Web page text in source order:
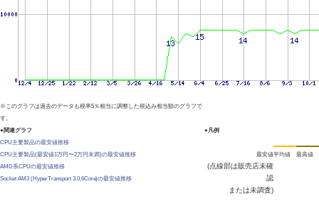
※このグラフは過去のデータも税率5％相当に調整した税込み相当額のグラフで
す。
●関連グラフ
CPU主要製品の最安値推移
CPU主要製品(最安値1万円〜2万円未満)の最安値推移
AMD系CPUの最安値推移
Socket AM3 (HyperTransport 3.0,6Core)の最安値推移
●凡例
最安値
(点線部は販売店未確
認
または未調査)
平均値 最高値